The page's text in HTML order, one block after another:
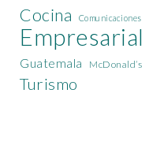
Cocina Comunicaciones
Empresarial
Guatemala McDonald’s
Turismo